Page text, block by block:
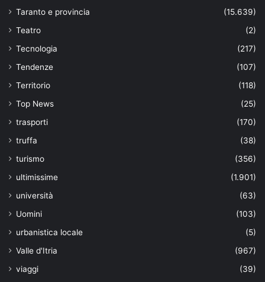
Taranto e provincia
(15.639)
Teatro
(2)
Tecnologia
(217)
Tendenze
(107)
Territorio
(118)
Top News
(25)
trasporti
(170)
truffa
(38)
turismo
(356)
ultimissime
(1.901)
università
(63)
Uomini
(103)
urbanistica locale
(5)
Valle d'Itria
(967)
viaggi
(39)